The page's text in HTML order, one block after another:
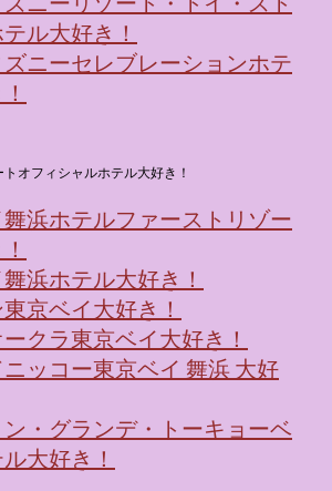
ル大好き！
ニーセレブレーションホテ
オフィシャルホテル大好き！
浜ホテルファーストリゾー
浜ホテル大好き！
京ベイ大好き！
クラ東京ベイ大好き！
ッコー東京ベイ 舞浜 大好
・グランデ・トーキョーベ
大好き！